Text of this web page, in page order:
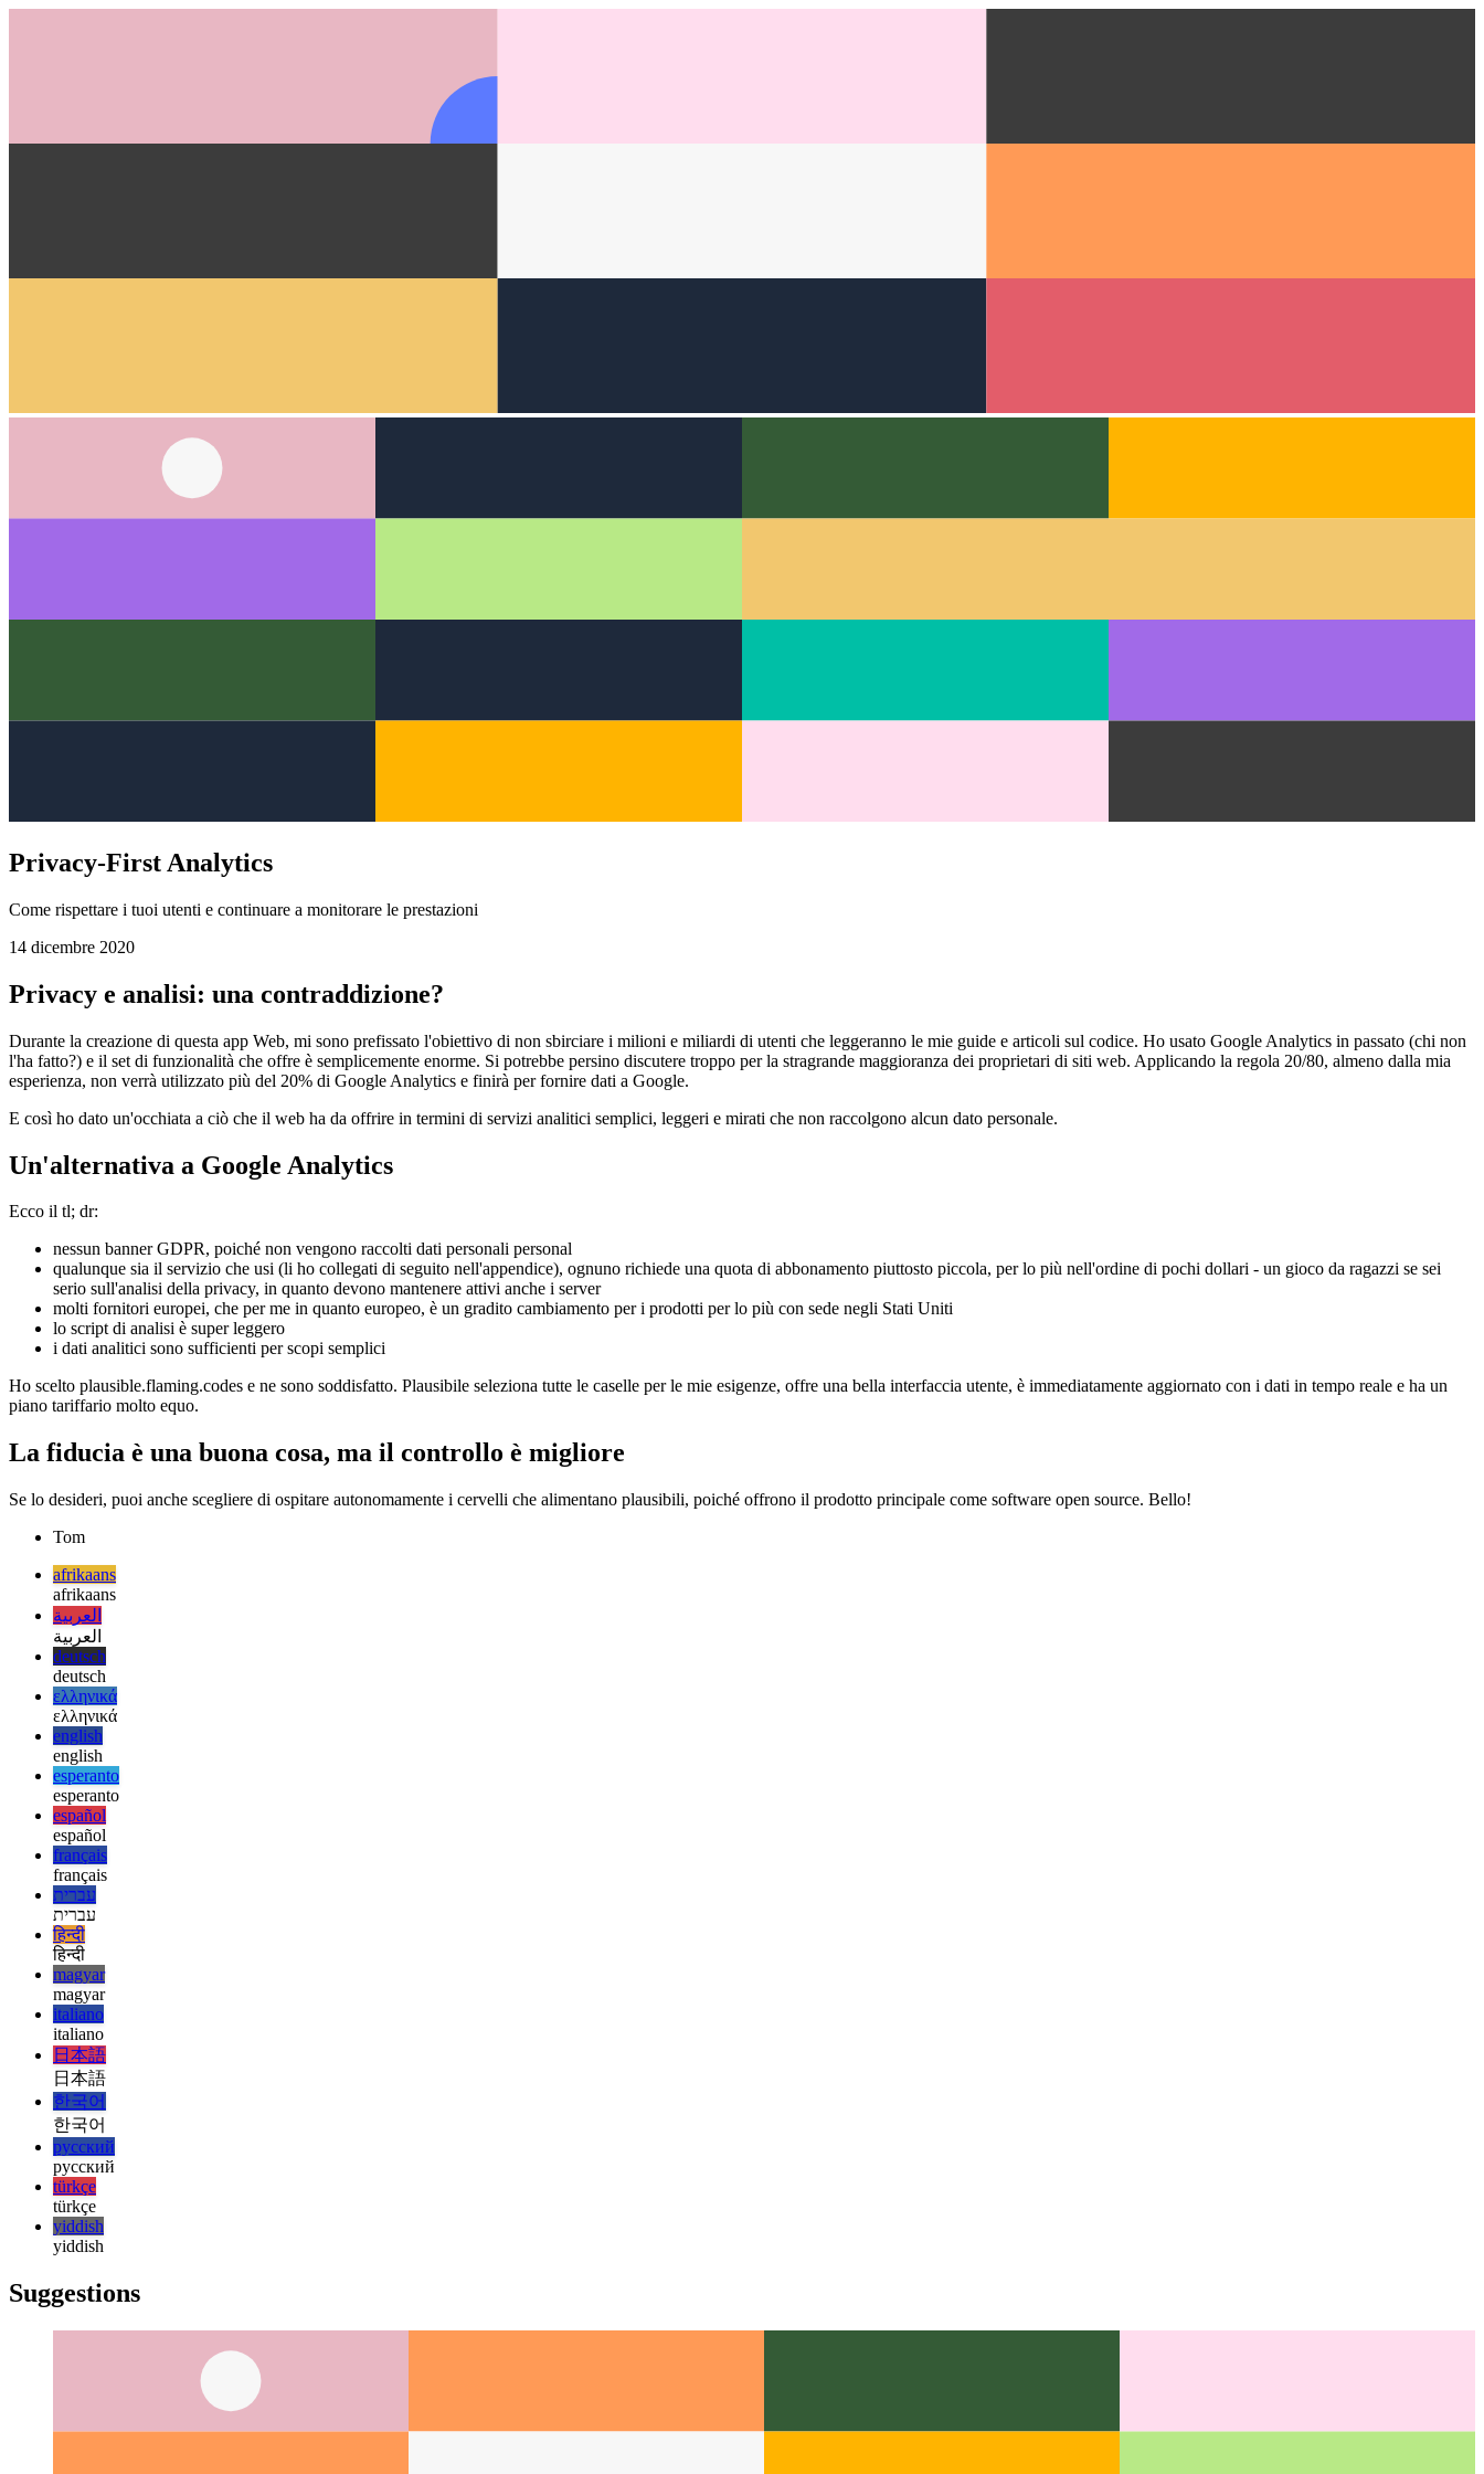
Privacy-First Analytics
14 dicembre 2020
Privacy e analisi: una contraddizione?
l'ha fatto?) e il set di funzionalità che offre è semplicemente enorme. Si potrebbe persino discutere troppo per la stragrande maggioranza dei proprietari di siti web. Applicando la regola 20/80, almeno dalla mia
E così ho dato un'occhiata a ciò che il web ha da offrire in termini di servizi analitici semplici, leggeri e mirati che non raccolgono alcun dato personale.
Un'alternativa a Google Analytics
Ecco il tl; dr:
nessun banner GDPR, poiché non vengono raccolti dati personali personal
qualunque sia il servizio che usi (li ho collegati di seguito nell'appendice), ognuno richiede una quota di abbonamento piuttosto piccola, per lo più nell'ordine di pochi dollari - un gioco da ragazzi se sei
serio sull'analisi della privacy, in quanto devono mantenere attivi anche i server
lo script di analisi è super leggero
i dati analitici sono sufficienti per scopi semplici
Ho scelto plausible.flaming.codes e ne sono soddisfatto. Plausibile seleziona tutte le caselle per le mie esigenze, offre una bella interfaccia utente, è immediatamente aggiornato con i dati in tempo reale e ha un
piano tariffario molto equo.
La fiducia è una buona cosa, ma il controllo è migliore
Se lo desideri, puoi anche scegliere di ospitare autonomamente i cervelli che alimentano plausibili, poiché offrono il prodotto principale come software open source. Bello!
Tom
afrikaans
afrikaans
العربية
العربية
deutsch
deutsch
ελληνικά
ελληνικά
english
english
esperanto
esperanto
español
español
français
français
עברית
עברית
हिन्दी
हिन्दी
magyar
magyar
italiano
italiano
日本語
日本語
한국어
한국어
русский
русский
türkçe
yiddish
yiddish